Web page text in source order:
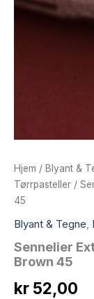
Hjem / Blyant &
Tørrpasteller /
45
Blyant & Tegne,
Sennelier
Brown 45
kr 52,00